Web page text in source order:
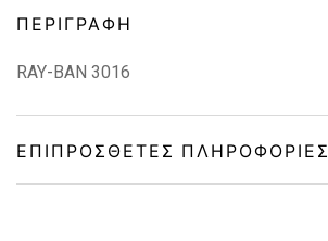
ΠΕΡΙΓΡΑΦΉ
RAY-BAN 3016
ΕΠΙΠΡΌΣΘΕΤΕΣ ΠΛΗΡΟΦΟΡΊΕΣ